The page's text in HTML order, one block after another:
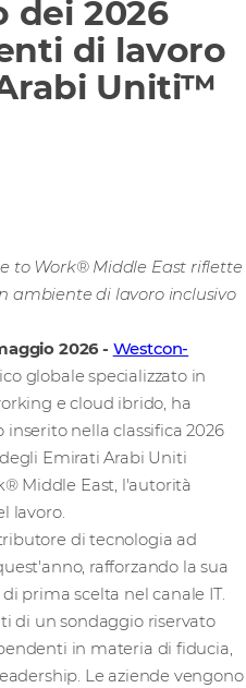
dei 2026
di lavoro
Uniti™
to Work® Middle East riflette
ambiente di lavoro inclusivo
2026 - Westcon-
globale specializzato in
e cloud ibrido, ha
nella classifica 2026
Emirati Arabi Uniti
Middle East, l'autorità
lavoro.
di tecnologia ad
rafforzando la sua
prima scelta nel canale IT.
di un sondaggio riservato
in materia di fiducia,
Le aziende vengono